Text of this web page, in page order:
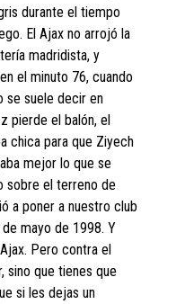
durante el tiempo
El Ajax no arrojó la
madridista, y
el minuto 76, cuando
se suele decir en
pierde el balón, el
chica para que Ziyech
mejor lo que se
sobre el terreno de
a poner a nuestro club
mayo de 1998. Y
Pero contra el
sino que tienes que
si les dejas un